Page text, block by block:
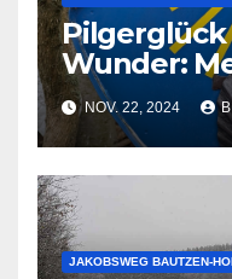
Wunder:
Bautzen
NOV. 22, 2024
JAKOBSWEG BAUTZEN-